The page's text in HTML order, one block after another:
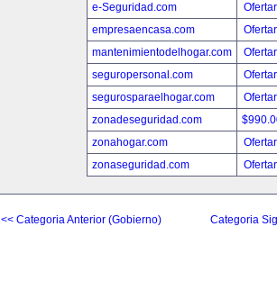
e-Seguridad.com
empresaencasa.com
mantenimientodelhogar.com
seguropersonal.com
segurosparaelhogar.com
zonadeseguridad.com
zonahogar.com
zonaseguridad.com
<< Categoria Anterior (Gobierno) Categoria